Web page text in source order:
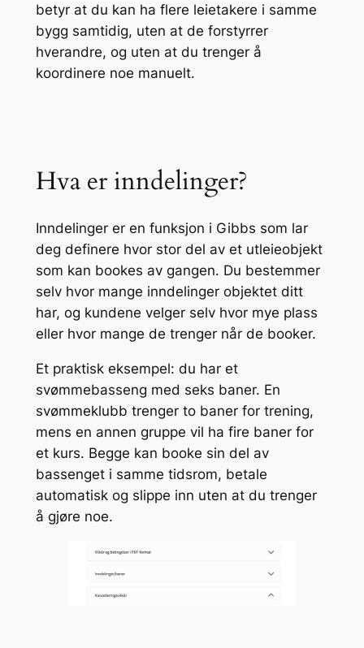
betyr at du kan ha flere leietakere i samme
bygg samtidig, uten at de forstyrrer
hverandre, og uten at du trenger å
koordinere noe manuelt.
Hva er inndelinger?
Inndelinger er en funksjon i Gibbs som lar
deg definere hvor stor del av et utleieobjekt
som kan bookes av gangen. Du bestemmer
selv hvor mange inndelinger objektet ditt
har, og kundene velger selv hvor mye plass
eller hvor mange de trenger når de booker.
Et praktisk eksempel: du har et
svømmebasseng med seks baner. En
svømmeklubb trenger to baner for trening,
mens en annen gruppe vil ha fire baner for
et kurs. Begge kan booke sin del av
bassenget i samme tidsrom, betale
automatisk og slippe inn uten at du trenger
å gjøre noe.